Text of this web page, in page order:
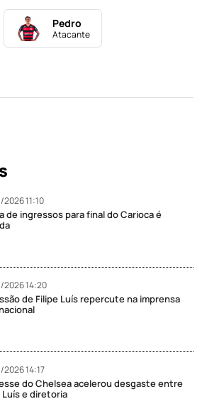
Pedro
Atacante
11:10
de ingressos para final do Carioca é
14:20
de Filipe Luís repercute na imprensa
14:17
do Chelsea acelerou desgaste entre
Luís e diretoria